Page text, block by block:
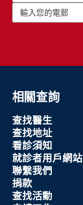
相關查詢
查找醫生
查找地址
看診須知
就診者用戶網站
聯繫我們
捐款
查找活動